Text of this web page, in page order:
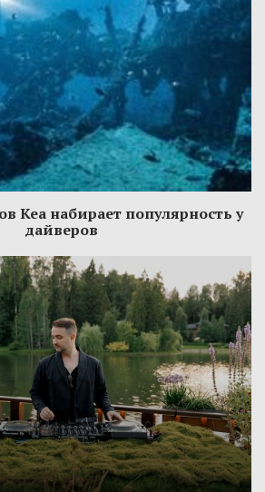
Кеа набирает популярность у
дайверов